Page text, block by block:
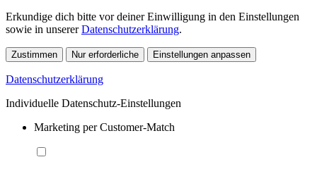
Erkundige dich bitte vor deiner Einwilligung in den Einstellungen
sowie in unsererDatenschutzerklärung.
Zustimmen Nur erforderliche Einstellungen anpassen
Datenschutzerklärung
Individuelle Datenschutz-Einstellungen
Marketing per Customer-Match